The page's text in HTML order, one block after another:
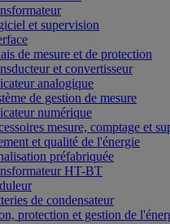
et supervision
de mesure et de protection
et convertisseur
analogique
de gestion de mesure
numérique
mesure, comptage et
et qualité de l'énergie
préfabriquée
HT-BT
de condensateur
protection et gestion de